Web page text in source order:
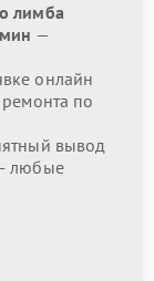
лимба
—
онлайн
ремонта по
вывод
любые